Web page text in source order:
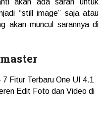
akan ada saran untuk
“still image” saja atau
akan muncul sarannya di